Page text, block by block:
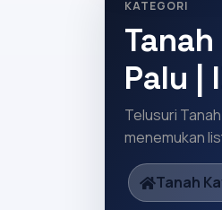
KATEGORI
Palu |
Telusuri
menemukan
Tanah